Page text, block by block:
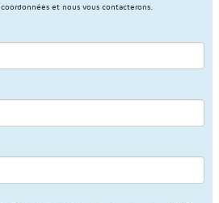
et nous vous contacterons.